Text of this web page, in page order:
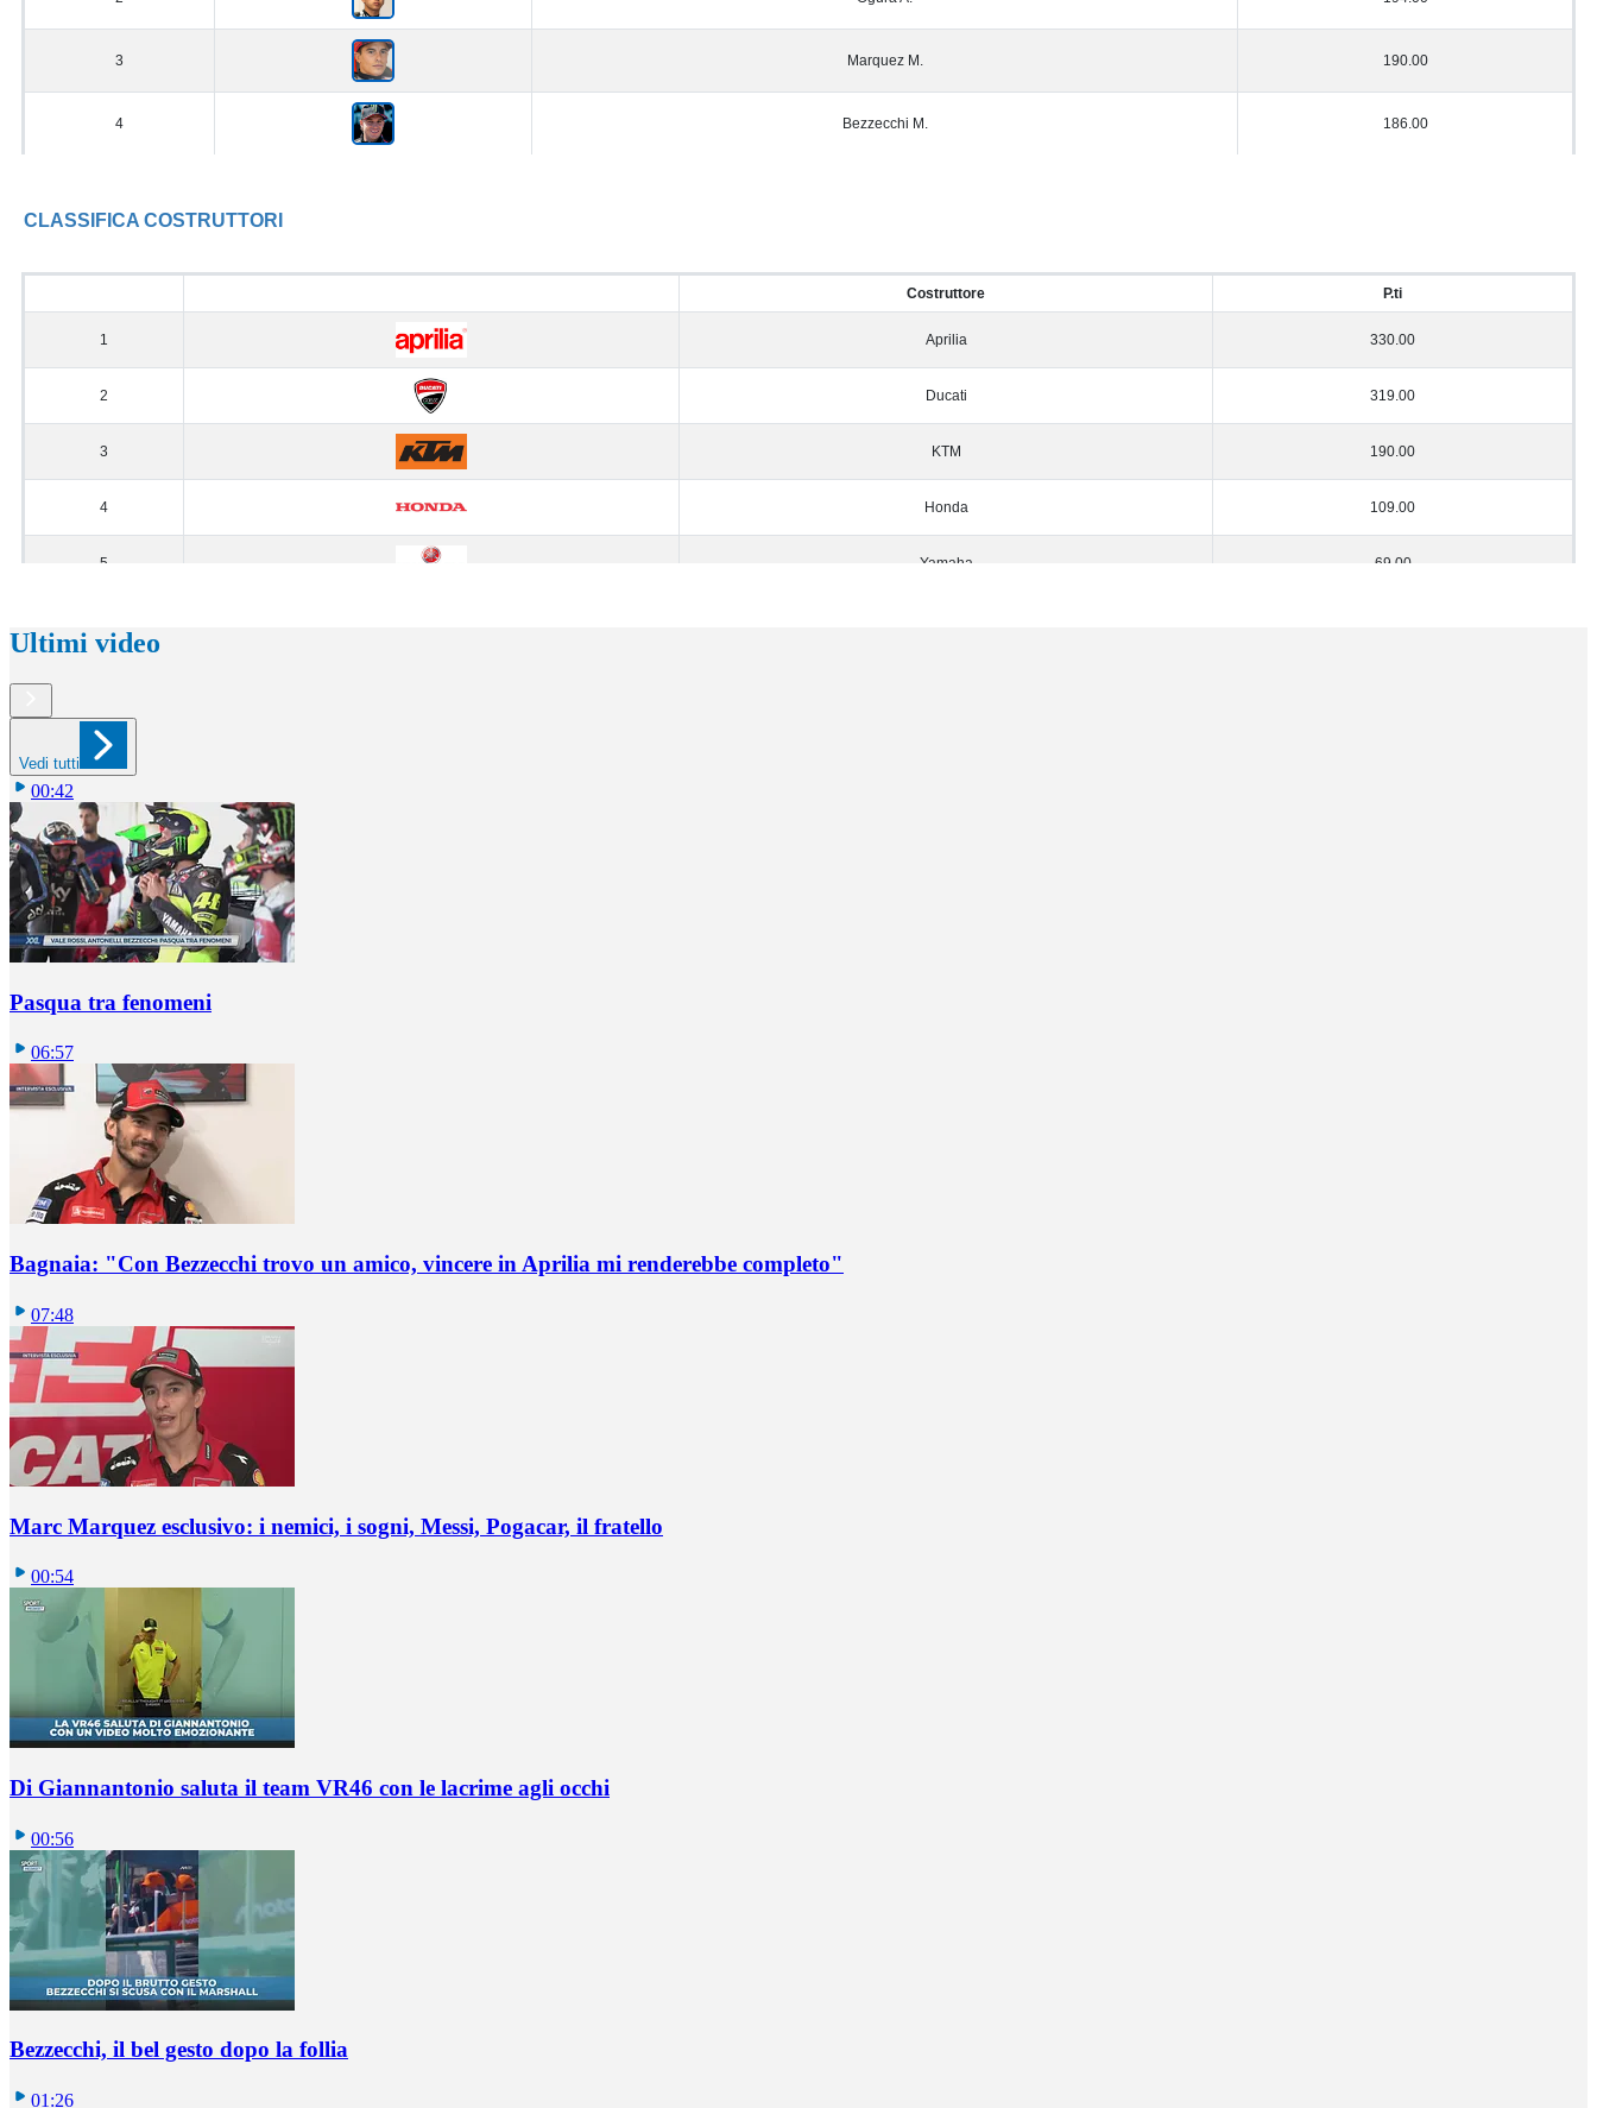
Ultimi video
Vedi tutti
00:42
Pasqua tra fenomeni
06:57
Bagnaia: "Con Bezzecchi trovo un amico, vincere in Aprilia mi renderebbe completo"
07:48
Marc Marquez esclusivo: i nemici, i sogni, Messi, Pogacar, il fratello
00:54
Di Giannantonio saluta il team VR46 con le lacrime agli occhi
00:56
Bezzecchi, il bel gesto dopo la follia
01:26